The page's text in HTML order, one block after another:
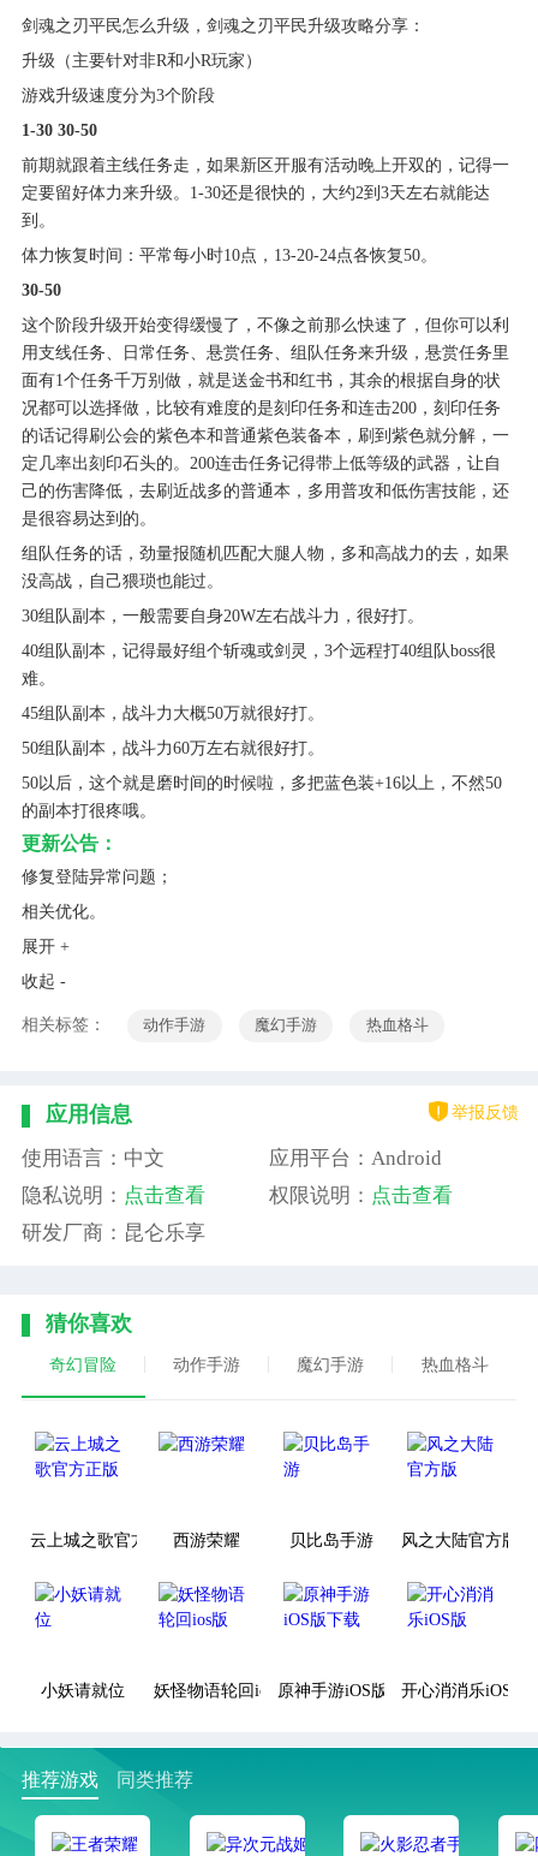
剑魂之刃平民怎么升级，剑魂之刃平民升级攻略分享：
升级（主要针对非R和小R玩家）
游戏升级速度分为3个阶段
1-30 30-50
前期就跟着主线任务走，如果新区开服有活动晚上开双的，记得一
定要留好体力来升级。1-30还是很快的，大约2到3天左右就能达
到。
体力恢复时间：平常每小时10点，13-20-24点各恢复50。
30-50
这个阶段升级开始变得缓慢了，不像之前那么快速了，但你可以利
用支线任务、日常任务、悬赏任务、组队任务来升级，悬赏任务里
面有1个任务千万别做，就是送金书和红书，其余的根据自身的状
况都可以选择做，比较有难度的是刻印任务和连击200，刻印任务
的话记得刷公会的紫色本和普通紫色装备本，刷到紫色就分解，一
定几率出刻印石头的。200连击任务记得带上低等级的武器，让自
己的伤害降低，去刷近战多的普通本，多用普攻和低伤害技能，还
是很容易达到的。
组队任务的话，劲量报随机匹配大腿人物，多和高战力的去，如果
没高战，自己猥琐也能过。
30组队副本，一般需要自身20W左右战斗力，很好打。
40组队副本，记得最好组个斩魂或剑灵，3个远程打40组队boss很
难。
45组队副本，战斗力大概50万就很好打。
50组队副本，战斗力60万左右就很好打。
50以后，这个就是磨时间的时候啦，多把蓝色装+16以上，不然50
的副本打很疼哦。
更新公告：
修复登陆异常问题；
相关优化。
展开 +
收起 -
相关标签： 动作手游 魔幻手游 热血格斗
应用信息 举报反馈
使用语言：中文
应用平台：Android
隐私说明： 点击查看 权限说明： 点击查看
研发厂商：昆仑乐享
猜你喜欢
奇幻冒险 动作手游 魔幻手游 热血格斗
云上城之歌官方正版西游荣耀 贝比岛手游 风之大陆官方版
小妖请就位 妖怪物语轮回ios版原神手游iOS版下载开心消消乐iOS版
推荐游戏 同类推荐